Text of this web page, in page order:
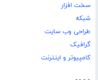
سخت افزار
شبکه
طراحی وب سایت
گرافیک
کامپیوتر و اینترنت